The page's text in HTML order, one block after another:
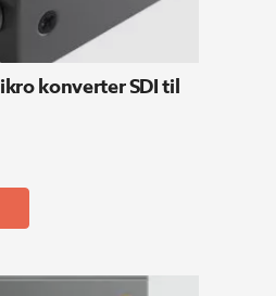
konverter SDI til